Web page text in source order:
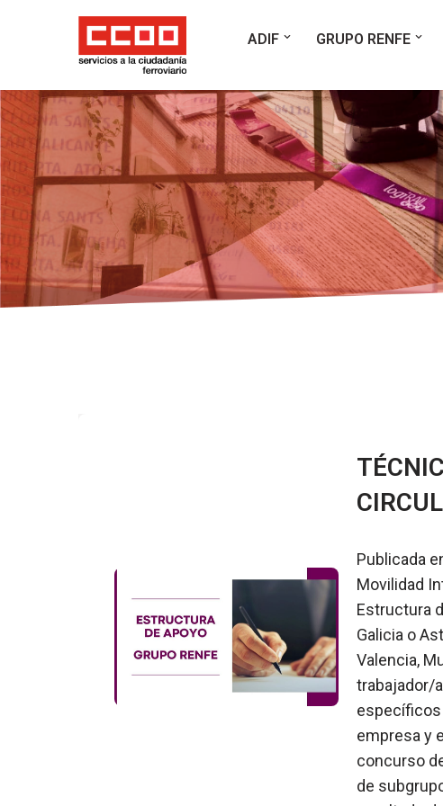
contenido
ADIF GRUPO RENFE
Publicada
Movilidad
Estructura
Galicia o
Valencia,
trabajador/
específicos
empresa y
concurso
de